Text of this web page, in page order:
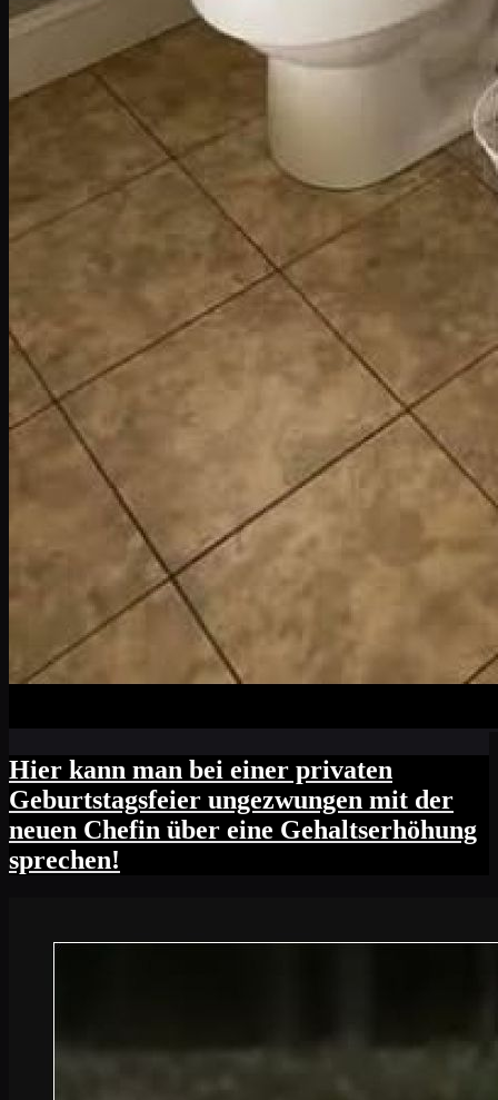
Hier kann man bei einer privaten
Geburtstagsfeier ungezwungen mit der
neuen Chefin über eine Gehaltserhöhung
sprechen!